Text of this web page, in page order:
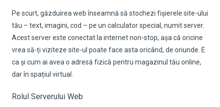
Pe scurt, găzduirea web înseamnă să stochezi fișierele site-ului
tău – text, imagini, cod – pe un calculator special, numit server.
Acest server este conectat la internet non-stop, așa că oricine
vrea să-ți viziteze site-ul poate face asta oricând, de oriunde. E
ca și cum ai avea o adresă fizică pentru magazinul tău online,
dar în spațiul virtual.
Rolul Serverului Web